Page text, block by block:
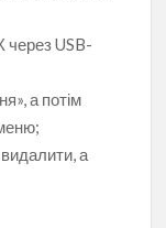
через USB-
а потім
видалити, а